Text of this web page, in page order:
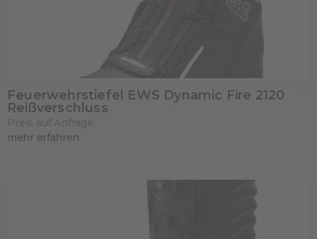
Feuerwehrstiefel EWS Dynamic Fire 2120
Reißverschluss
mehr erfahren